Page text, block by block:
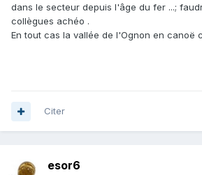
dans le secteur depuis l'âge du fer ...;
collègues achéo .
En tout cas la vallée de l'Ognon en canoë
Citer
esor6